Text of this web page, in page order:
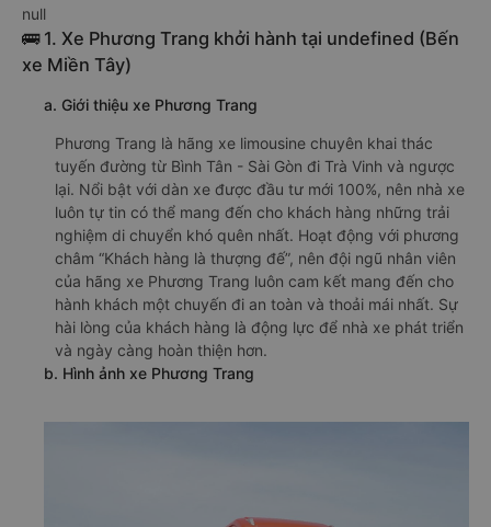
null
🚌 1. Xe Phương Trang khởi hành tại undefined (Bến
xe Miền Tây)
a. Giới thiệu xe Phương Trang
Phương Trang là hãng xe limousine chuyên khai thác
tuyến đường từ Bình Tân - Sài Gòn đi Trà Vinh và ngược
lại. Nổi bật với dàn xe được đầu tư mới 100%, nên nhà xe
luôn tự tin có thể mang đến cho khách hàng những trải
nghiệm di chuyển khó quên nhất. Hoạt động với phương
châm “Khách hàng là thượng đế”, nên đội ngũ nhân viên
của hãng xe Phương Trang luôn cam kết mang đến cho
hành khách một chuyến đi an toàn và thoải mái nhất. Sự
hài lòng của khách hàng là động lực để nhà xe phát triển
và ngày càng hoàn thiện hơn.
b. Hình ảnh xe Phương Trang